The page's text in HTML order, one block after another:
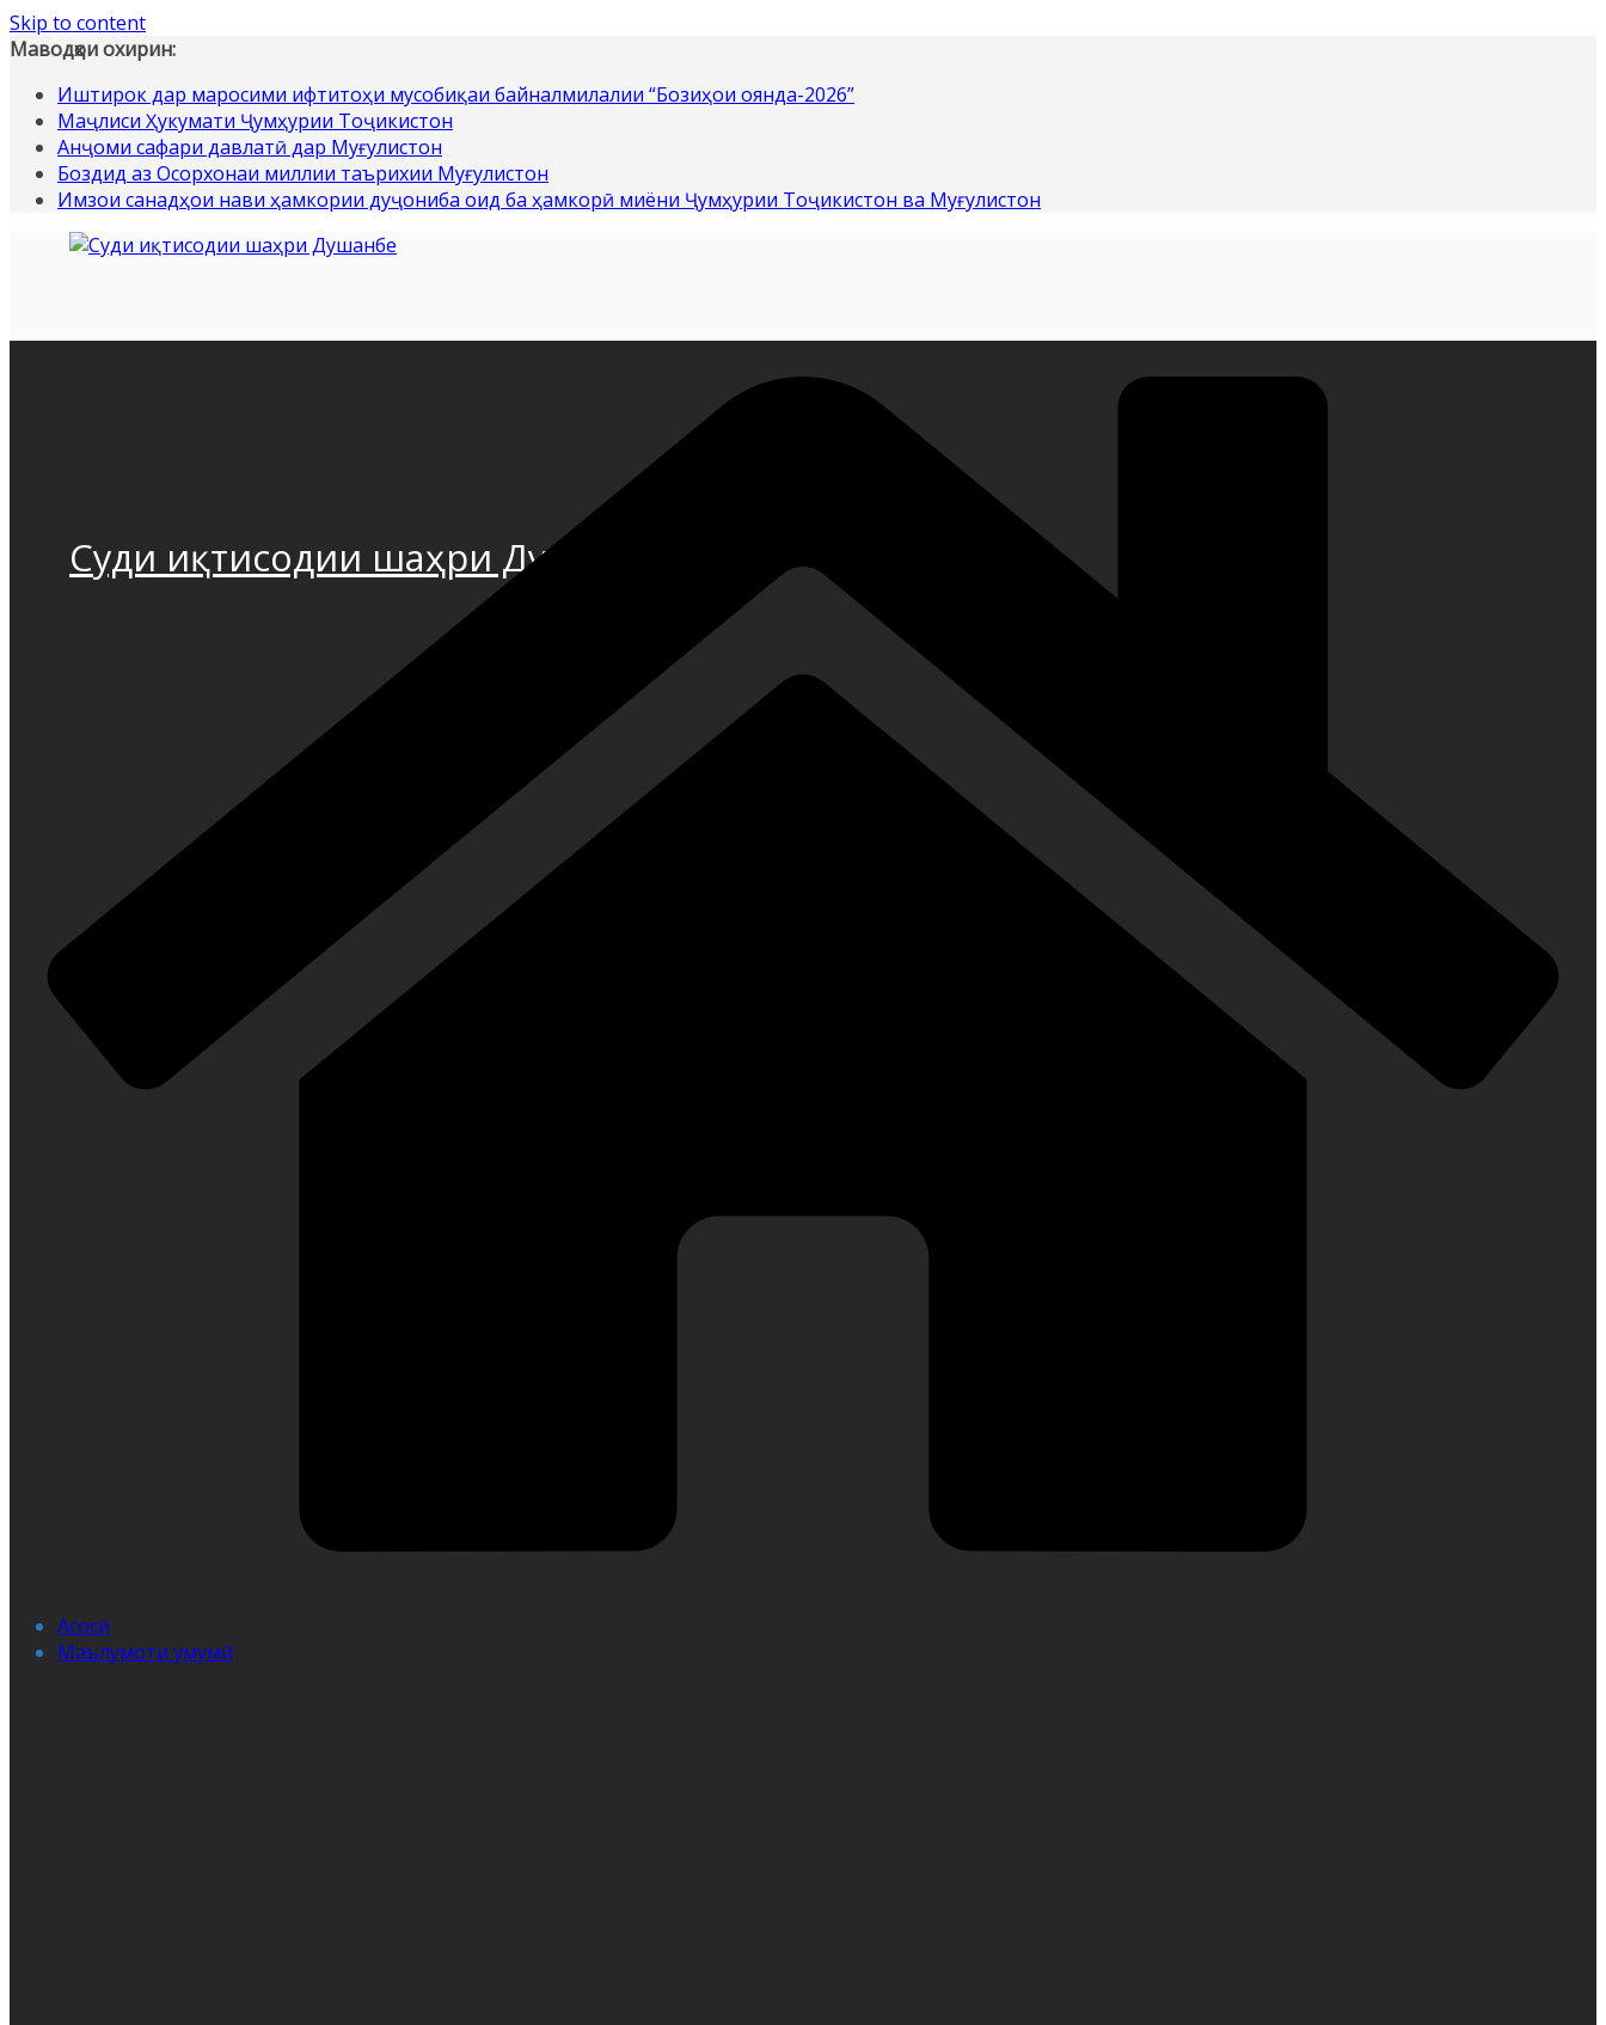
Skip to content
Маводҳои охирин:
Иштирок дар маросими ифтитоҳи мусобиқаи байналмилалии “Бозиҳои оянда-2026”
Маҷлиси Ҳукумати Ҷумҳурии Тоҷикистон
Анҷоми сафари давлатӣ дар Муғулистон
Боздид аз Осорхонаи миллии таърихии Муғулистон
Имзои санадҳои нави ҳамкории дуҷониба оид ба ҳамкорӣ миёни Ҷумҳурии Тоҷикистон ва Муғулистон
Суди иқтисодии шаҳри Душанбе
Асосӣ
Маълумоти умумӣ